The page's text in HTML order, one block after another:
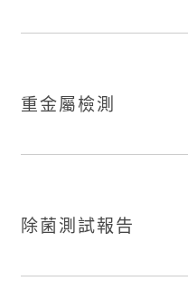
重金屬檢測
除菌測試報告